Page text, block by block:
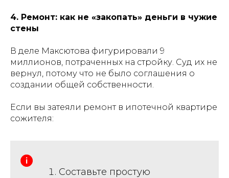
4. Ремонт: как не «закопать» деньги в чужие
стены
В деле Максютова фигурировали 9
миллионов, потраченных на стройку. Суд их не
вернул, потому что не было соглашения о
создании общей собственности.
Если вы затеяли ремонт в ипотечной квартире
сожителя:
Составьте простую